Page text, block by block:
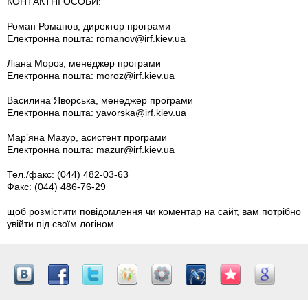
Роман Романов, директор програми
Електронна пошта: romanov@irf.kiev.ua
Ліана Мороз, менеджер програми
Електронна пошта: moroz@irf.kiev.ua
Василина Яворська, менеджер програми
Електронна пошта: yavorska@irf.kiev.ua
Мар’яна Мазур, асистент програми
Електронна пошта: mazur@irf.kiev.ua
Тел./факс: (044) 482-03-63
Факс: (044) 486-76-29
щоб розмістити повідомлення чи коментар на сайт, вам потрібно
увійти під своїм логіном